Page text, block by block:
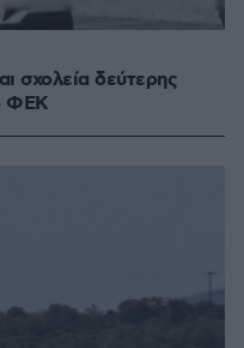
σχολεία δεύτερης
ΦΕΚ